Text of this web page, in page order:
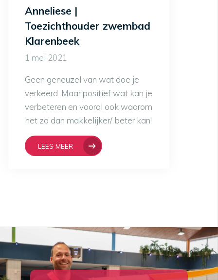
Anneliese |
Toezichthouder zwembad
Klarenbeek
1 mei 2021
Geen geneuzel van wat doe je
verkeerd. Maar positief wat kan je
verbeteren en vooral ook waarom
het zo dan makkelijker/ beter kan!
LEES MEER